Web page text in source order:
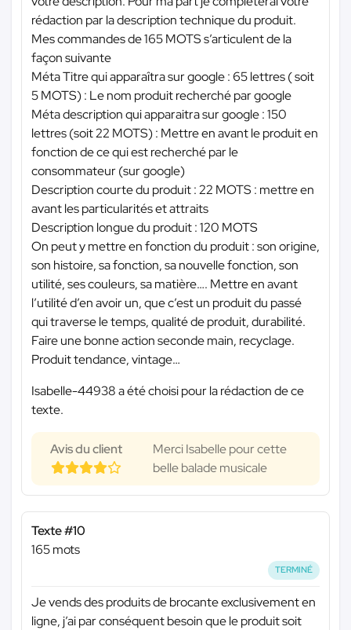
rédaction par la description technique du produit.
Mes commandes de 165 MOTS s’articulent de la
façon suivante
Méta Titre qui apparaîtra sur google : 65 lettres ( soit
5 MOTS) : Le nom produit recherché par google
Méta description qui apparaitra sur google : 150
lettres (soit 22 MOTS) : Mettre en avant le produit en
fonction de ce qui est recherché par le
consommateur (sur google)
Description courte du produit : 22 MOTS : mettre en
avant les particularités et attraits
Description longue du produit : 120 MOTS
On peut y mettre en fonction du produit : son origine,
son histoire, sa fonction, sa nouvelle fonction, son
utilité, ses couleurs, sa matière…. Mettre en avant
l’utilité d’en avoir un, que c’est un produit du passé
qui traverse le temps, qualité de produit, durabilité.
Faire une bonne action seconde main, recyclage.
Produit tendance, vintage…
Isabelle-44938 a été choisi pour la rédaction de ce
texte.
Avis du client
Merci Isabelle pour cette
belle balade musicale
Texte #10
165 mots
TERMINÉ
Je vends des produits de brocante exclusivement en
ligne, j’ai par conséquent besoin que le produit soit